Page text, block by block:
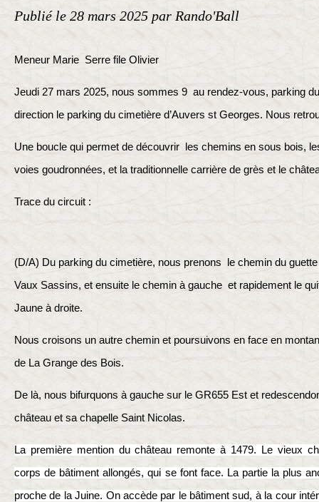
Publié le 28 mars 2025 par Rando'Ball
Meneur Marie Serre file Olivier
Jeudi 27 mars 2025, nous sommes 9 au rendez-vous, parking
direction le parking du cimetière d’Auvers st Georges. Nous
Une boucle qui permet de découvrir les chemins en sous bois,
voies goudronnées, et la traditionnelle carrière de grès et le
Trace du circuit :
(D/A) Du parking du cimetière, nous prenons le chemin du
Vaux Sassins, et ensuite le chemin à gauche et rapidement le
Jaune à droite.
Nous croisons un autre chemin et poursuivons en face en
de La Grange des Bois.
De là, nous bifurquons à gauche sur le GR655 Est et
château et sa chapelle Saint Nicolas.
La première mention du château remonte à 1479. Le vieux
corps de bâtiment allongés, qui se font face. La partie la plus
proche de la Juine. On accède par le bâtiment sud, à la cour